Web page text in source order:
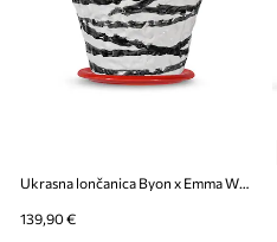
Ukrasna lončanica Byon x Emma Widell, Patty 25 cm L
139,90 €